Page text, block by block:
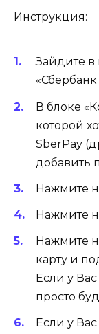
Инструкция:
Зайдите
В блоке
которой
SberPay
добавить
Нажмите
Нажмите
Нажмите
карту и
Если у
просто
Если у